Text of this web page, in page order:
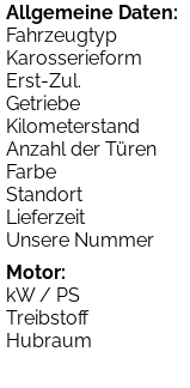
Allgemeine Daten:
Fahrzeugtyp
Karosserieform
Erst-Zul.
Getriebe
Kilometerstand
Anzahl der Türen
Farbe
Standort
Lieferzeit
Unsere Nummer
Motor:
kW / PS
Treibstoff
Hubraum